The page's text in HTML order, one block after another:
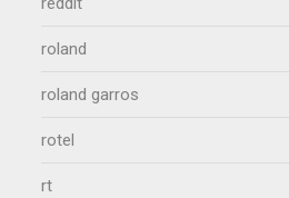
roland
roland garros
rotel
rt